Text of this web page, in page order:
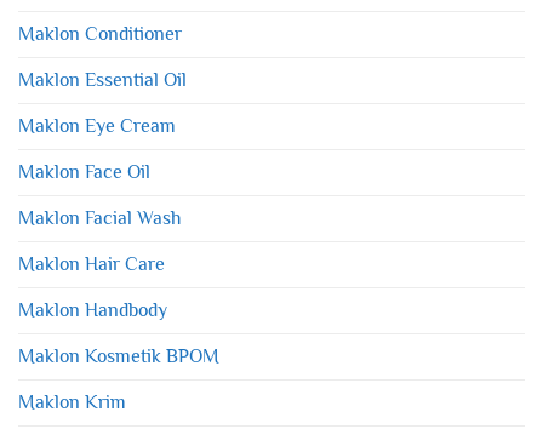
Maklon Conditioner
Maklon Essential Oil
Maklon Eye Cream
Maklon Face Oil
Maklon Facial Wash
Maklon Hair Care
Maklon Handbody
Maklon Kosmetik BPOM
Maklon Krim